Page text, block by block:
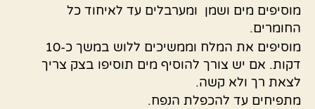
מוסיפים מים ושמן ומערבלים עד לאיחוד כל
החומרים.
מוסיפים את המלח וממשיכים ללוש במשך כ-10
דקות. אם יש צורך להוסיף מים תוסיפו בצק צריך
לצאת רך ולא קשה.
מתפיחים עד להכפלת הנפח.